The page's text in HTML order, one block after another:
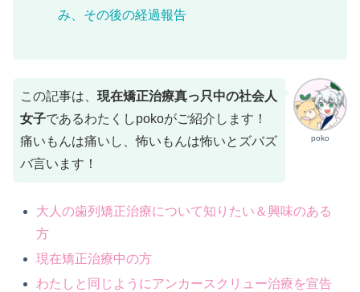
み、その後の経過報告
poko
この記事は、 現在矯正治療真っ只中の社会人
女子であるわたくしpokoがご紹介します！
痛いもんは痛いし、怖いもんは怖いとズバズ
バ言います！
大人の歯列矯正治療について知りたい＆興味のある
方
現在矯正治療中の方
わたしと同じようにアンカースクリュー治療を宣告